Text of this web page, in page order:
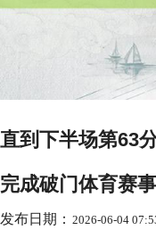
直到下半场第63
完成破门体育赛
发布日期： 2026-06-04